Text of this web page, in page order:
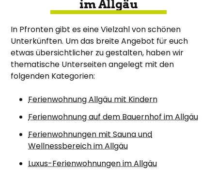
im Allgäu
In Pfronten gibt es eine Vielzahl von schönen
Unterkünften. Um das breite Angebot für euch
etwas übersichtlicher zu gestalten, haben wir
thematische Unterseiten angelegt mit den
folgenden Kategorien:
Ferienwohnung Allgäu mit Kindern
Ferienwohnung auf dem Bauernhof im Allgäu
Ferienwohnungen mit Sauna und
Wellnessbereich im Allgäu
Luxus-Ferienwohnungen im Allgäu